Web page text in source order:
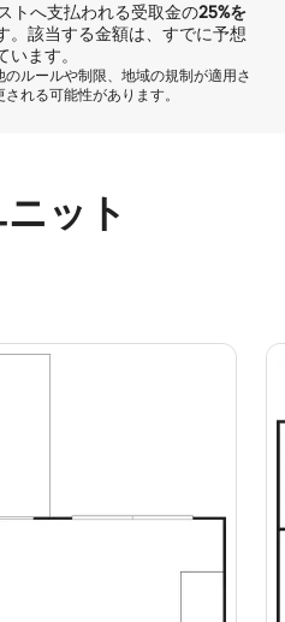
トへ支払われる受取金の25%を
。該当する金額は、すでに予想
ます。
ルールや制限、地域の規制が適用さ
れる可能性があります。
ット